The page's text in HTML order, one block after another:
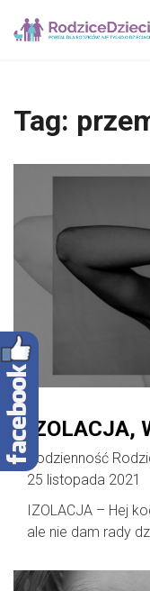
Tag:
IZOLACJA,
Codzienność
25 listopada 2021
IZOLACJA – Hej
ale nie dam rady